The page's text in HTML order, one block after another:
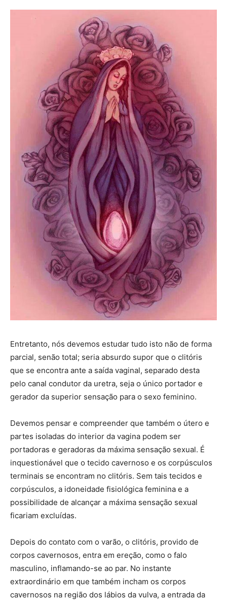
Entretanto, nós devemos estudar tudo isto não de forma
parcial, senão total; seria absurdo supor que o clitóris
que se encontra ante a saída vaginal, separado desta
pelo canal condutor da uretra, seja o único portador e
gerador da superior sensação para o sexo feminino.
Devemos pensar e compreender que também o útero e
partes isoladas do interior da vagina podem ser
portadoras e geradoras da máxima sensação sexual. É
inquestionável que o tecido cavernoso e os corpúsculos
terminais se encontram no clitóris. Sem tais tecidos e
corpúsculos, a idoneidade fisiológica feminina e a
possibilidade de alcançar a máxima sensação sexual
ficariam excluídas.
Depois do contato com o varão, o clitóris, provido de
corpos cavernosos, entra em ereção, como o falo
masculino, inflamando-se ao par. No instante
extraordinário em que também incham os corpos
cavernosos na região dos lábios da vulva, a entrada da